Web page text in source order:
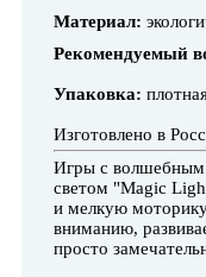
Материал:
Рекомендуемый
Упаковка:
Изготовлено в
Игры с волшебным
светом "Magic
и мелкую
вниманию,
просто